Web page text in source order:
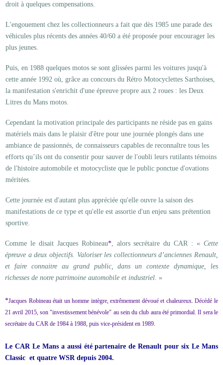
droit à quelques compensations.
L'engouement chez les collectionneurs a fait que dès 1985 une parade des
véhicules plus récents des années 40/60 a été proposée pour encourager les
plus jeunes.
Puis, en 1988 quelques motos se sont glissées parmi les voitures jusqu'à
cette année 1992 où, grâce au concours du Rétro Motocyclettes Sarthoises,
la manifestation s'enrichit d'une épreuve propre aux 2 roues : les Deux
Litres du Mans motos.
Cependant la motivation principale des participants ne réside pas en gains
matériels mais dans le plaisir d'être pour une journée plongés dans une
ambiance de passionnés, de connaisseurs capables de reconnaître tous les
efforts qu’ils ont du consentir pour sauver de l'oubli leurs rutilants témoins
de l'histoire automobile et motocycliste que le public ponctue d'ovations
méritées.
Cette journée est d'autant plus appréciée qu'elle ouvre la saison des
manifestations de ce type et qu'elle est assortie d'un enjeu sans prétention
sportive.
Comme le disait Jacques Robineau*, alors secrétaire du CAR : «Cette
épreuve a deux objectifs. Valoriser les collectionneurs d’anciennes Renault,
et faire connaitre au grand public, dans un contexte dynamique, les
richesses de notre patrimoine automobile et industriel. »
*Jacques Robineau était un homme intègre, extrêmement dévoué et chaleureux. Décédé le
21 avril 2015, son "investissement bénévole" au sein du club aura été primordial. Il sera le
secrétaire du CAR de 1984 à 1988, puis vice-président en 1989.
Le CAR Le Mans a aussi été partenaire de Renault pour six Le Mans
Classic et quatre WSR depuis 2004.